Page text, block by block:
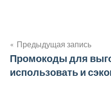
Навигация
по
Предыдущая запись
Промокоды для
использовать и